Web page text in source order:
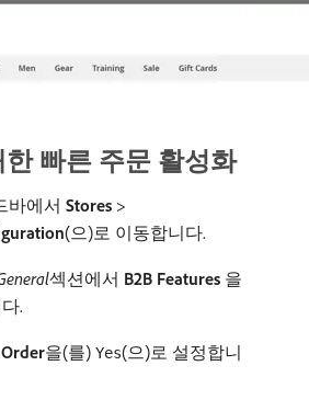
빠른 주문 활성화
바에서 Stores >
(으)로 이동합니다.
​섹션에서​ B2B Features ​을
.
​을(를) Yes(으)로 설정합니